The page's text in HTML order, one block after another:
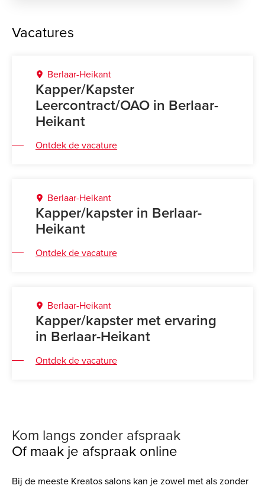
Vacatures
Berlaar-Heikant
Kapper/Kapster
Leercontract/OAO in Berlaar-
Heikant
Ontdek de vacature
Berlaar-Heikant
Kapper/kapster in Berlaar-
Heikant
Ontdek de vacature
Berlaar-Heikant
Kapper/kapster met ervaring
in Berlaar-Heikant
Ontdek de vacature
Kom langs zonder afspraak
Of maak je afspraak online
Bij de meeste Kreatos salons kan je zowel met als zonder